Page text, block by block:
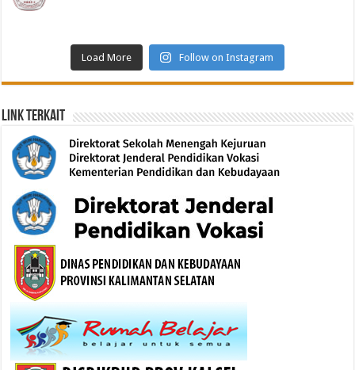
Load More Follow on Instagram
Link Terkait